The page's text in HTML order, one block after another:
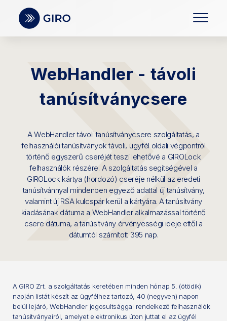
WebHandler - távoli
tanúsítványcsere
A WebHandler távoli tanúsítványcsere szolgáltatás, a
felhasználói tanúsítványok távoli, ügyfél oldali végpontról
történő egyszerű cseréjét teszi lehetővé a GIROLock
felhasználók részére. A szolgáltatás segítségével a
GIROLock kártya (hordozó) cseréje nélkül az eredeti
tanúsítvánnyal mindenben egyező adattal új tanúsítvány,
valamint új RSA kulcspár kerül a kártyára. A tanúsítvány
kiadásának dátuma a WebHandler alkalmazással történő
csere dátuma, a tanúsítvány érvényességi ideje ettől a
dátumtól számított 395 nap.
A GIRO Zrt. a szolgáltatás keretében minden hónap 5. (ötödik)
napján listát készít az ügyfélhez tartozó, 40 (negyven) napon
belül lejáró, WebHandler jogosultsággal rendelkező felhasználók
tanúsítványairól, amelyet elektronikus úton juttat el az ügyfél